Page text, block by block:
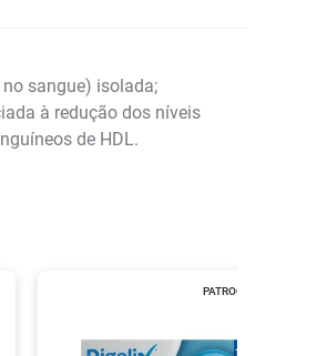
sangue) isolada;
à redução dos níveis
de HDL.
PATROCINADO